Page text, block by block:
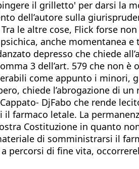
il grilletto' per darsi la
dell’autore sulla
le altre cose, Flick forse
anche momentanea
depresso che chiede
3 dell’art. 579 che non
come appunto i minori,
chiede l’abrogazione di
DjFabo che rende
farmaco letale. La
Costituzione in quanto
di somministrarsi il
percorsi di fine vita,